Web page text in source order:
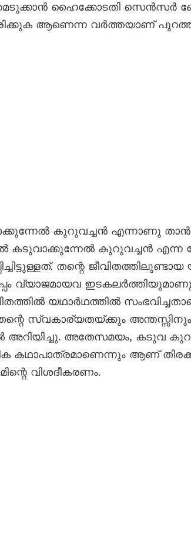
ഹൈക്കോടതി സെൻസർ
ആണെന്ന വർത്തയാണ്
കുറുവച്ചൻ എന്നാണു താൻ
കടുവാക്കുന്നേൽ കുറുവച്ചൻ എന്ന
തന്റെ
വ്യാജമായവ
യഥാർഥത്തിൽ
സ്വകാര്യതയ്ക്കും
അറിയിച്ചു. അതേസമയം, കടുവ
കഥാപാത്രമാണെന്നും ആണ്
വിശദീകരണം.